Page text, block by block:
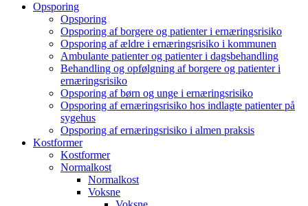
Opsporing
Opsporing
Opsporing af borgere og patienter i ernæringsrisiko
Opsporing af ældre i ernæringsrisiko i kommunen
Ambulante patienter og patienter i dagsbehandling
Behandling og opfølgning af borgere og patienter i
ernæringsrisiko
Opsporing af børn og unge i ernæringsrisiko
Opsporing af ernæringsrisiko hos indlagte patienter på
sygehus
Opsporing af ernæringsrisiko i almen praksis
Kostformer
Kostformer
Normalkost
Normalkost
Voksne